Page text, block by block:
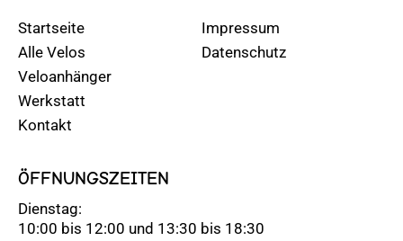
Startseite
Alle Velos
Veloanhänger
Werkstatt
Kontakt
Impressum
Datenschutz
ÖFFNUNGSZEITEN
Dienstag:
10:00 bis 12:00 und 13:30 bis 18:30